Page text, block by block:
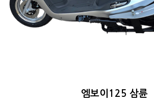
엠보이125 삼륜